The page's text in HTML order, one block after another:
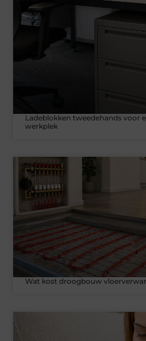
Ladeblokken tweedehands voor
werkplek
Wat kost droogbouw